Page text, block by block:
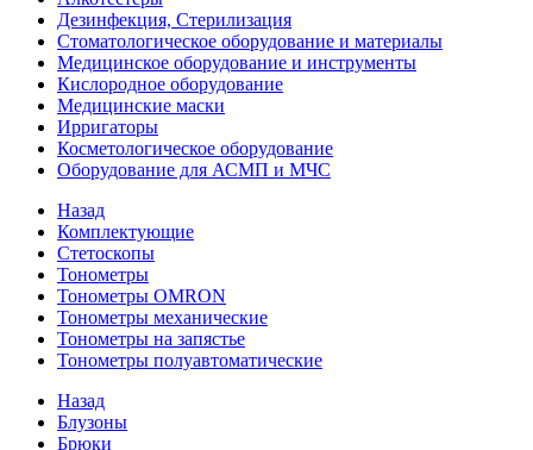
Дезинфекция, Стерилизация
Стоматологическое оборудование и материалы
Медицинское оборудование и инструменты
Кислородное оборудование
Медицинские маски
Ирригаторы
Косметологическое оборудование
Оборудование для АСМП и МЧС
Назад
Комплектующие
Стетоскопы
Тонометры
Тонометры OMRON
Тонометры механические
Тонометры на запястье
Тонометры полуавтоматические
Назад
Блузоны
Брюки